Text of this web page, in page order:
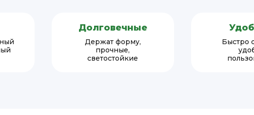
Долговечные
Держат форму,
прочные,
светостойкие
Быстро